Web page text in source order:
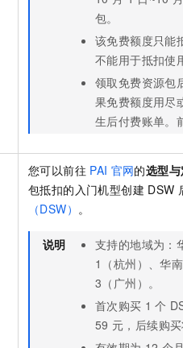
包。
该免费额度只能
不能用于抵扣使
领取免费资源包
果免费额度用尽
生后付费账单。
您可以前往 PAI 官网的选型
包抵扣的入门机型创建 DSW
（DSW） 。
说明 支持的地域为：
1（杭州）、华南
3（广州）。
首次购买 1 个
59 元，后续购买